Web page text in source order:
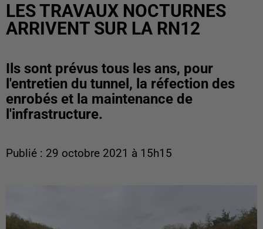
LES TRAVAUX NOCTURNES
ARRIVENT SUR LA RN12
Ils sont prévus tous les ans, pour
l'entretien du tunnel, la réfection des
enrobés et la maintenance de
l'infrastructure.
Publié : 29 octobre 2021 à 15h15